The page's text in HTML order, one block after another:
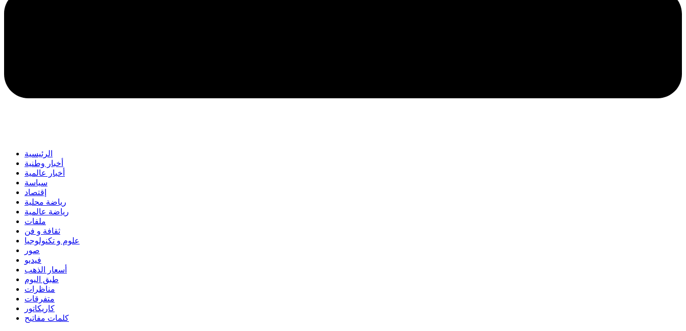
الرئيسية
أخبار وطنية
أخبار عالمية
سياسة
إقتصاد
رياضة محلية
رياضة عالمية
ملفات
ثقافة و فن
علوم و تكنولوجيا
صور
فيديو
أسعار الذهب
طبق اليوم
مناظرات
متفرقات
كاريكاتور
كلمات مفاتيح